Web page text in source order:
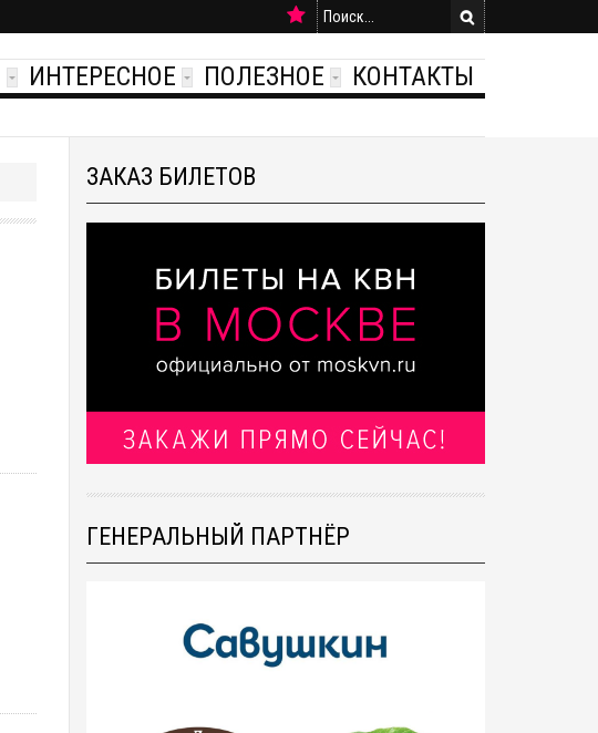
ИНТЕРЕСНОЕ ПОЛЕЗНОЕ КОНТАКТЫ
ЗАКАЗ БИЛЕТОВ
ГЕНЕРАЛЬНЫЙ ПАРТНЁР